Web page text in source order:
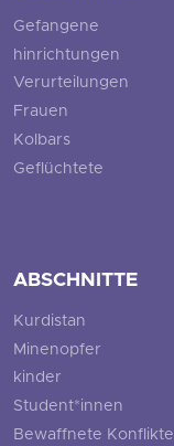
Gefangene
hinrichtungen
Verurteilungen
Frauen
Kolbars
Geflüchtete
ABSCHNITTE
Kurdistan
Minenopfer
kinder
Student*innen
Bewaffnete Konflikte